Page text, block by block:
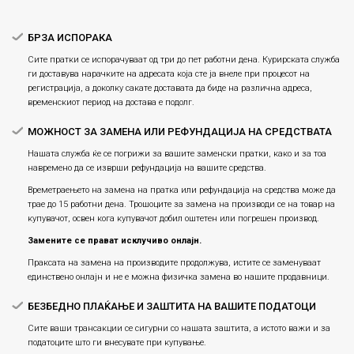
БРЗА ИСПОРАКА
Сите пратки се испорачуваат од три до пет работни дена. Курирската служба
ги доставува нарачките на адресата која сте ја внеле при процесот на
регистрација, а доколку сакате доставата да биде на различна адреса,
временскиот период на достава е подолг.
МОЖНОСТ ЗА ЗАМЕНА ИЛИ РЕФУНДАЦИЈА НА СРЕДСТВАТА
Нашата служба ќе се погрижи за вашите заменски пратки, како и за тоа
навремено да се изврши рефундација на вашите средства.
Времетраењето на замена на пратка или рефундацијa на средства може да
трае до 15 работни дена. Трошоците за замена на производи се на товар на
купувачот, освен кога купувачот добил оштетен или погрешен производ.
Замените се прават исклучиво онлајн.
Праксата на замена на производите продолжува, истите се заменуваат
единствено онлајн и не е можна физичка замена во нашите продавници.
БЕЗБЕДНО ПЛАЌАЊЕ И ЗАШТИТА НА ВАШИТЕ ПОДАТОЦИ
Сите ваши трансакции се сигурни со нашата заштита, а истото важи и за
податоците што ги внесувате при купување.